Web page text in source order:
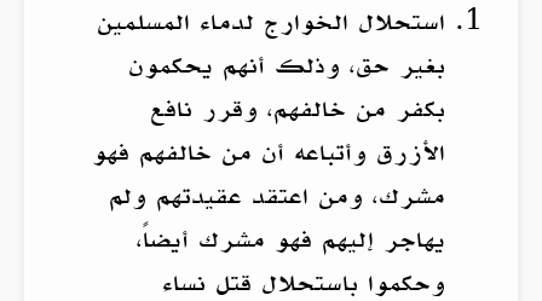
استحلال الخوارج لدماء المسلمين
بغير حق، وذلك أنهم يحكمون
بكفر من خالفهم، وقرر نافع
الأزرق وأتباعه أن من خالفهم فهو
مشرك، ومن اعتقد عقيدتهم ولم
يهاجر إليهم فهو مشرك أيضاً،
وحكموا باستحلال قتل نساء